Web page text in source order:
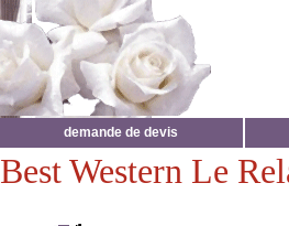
demande de devis
Best Western Le